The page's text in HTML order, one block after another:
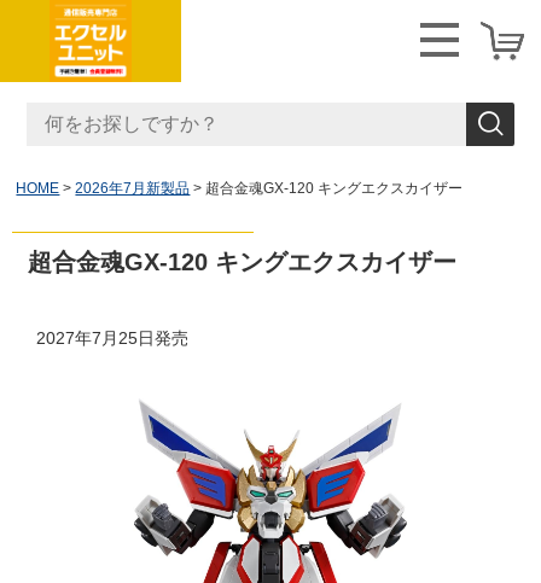
HOME 2026年7月新製品 超合金魂GX-120 キングエクスカイザー
超合金魂GX-120 キングエクスカイザー
2027年7月25日発売